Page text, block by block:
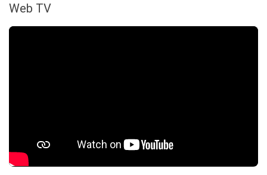
Web TV